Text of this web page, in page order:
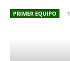
PRIMER EQUIPO